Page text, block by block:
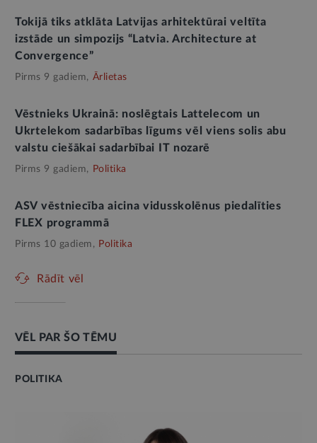
Tokijā tiks atklāta Latvijas arhitektūrai veltīta
izstāde un simpozijs “Latvia. Architecture at
Convergence”
Pirms 9 gadiem, Ārlietas
Vēstnieks Ukrainā: noslēgtais Lattelecom un
Ukrtelekom sadarbības līgums vēl viens solis abu
valstu ciešākai sadarbībai IT nozarē
Pirms 9 gadiem, Politika
ASV vēstniecība aicina vidusskolēnus piedalīties
FLEX programmā
Pirms 10 gadiem, Politika
Rādīt vēl
VĒL PAR ŠO TĒMU
POLITIKA